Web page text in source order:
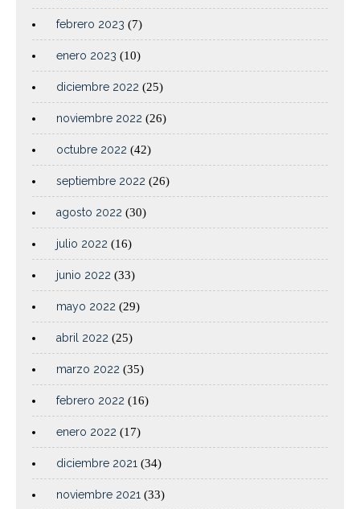
febrero 2023 (7)
enero 2023 (10)
diciembre 2022 (25)
noviembre 2022 (26)
octubre 2022 (42)
septiembre 2022 (26)
agosto 2022 (30)
julio 2022 (16)
junio 2022 (33)
mayo 2022 (29)
abril 2022 (25)
marzo 2022 (35)
febrero 2022 (16)
enero 2022 (17)
diciembre 2021 (34)
noviembre 2021 (33)